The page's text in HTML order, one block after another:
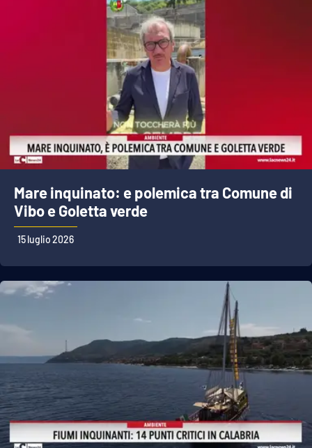
Mare inquinato: e polemica tra Comune di
Vibo e Goletta verde
15 luglio 2026